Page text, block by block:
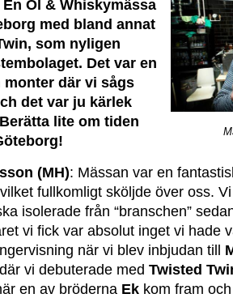
Öl & Whiskymässa
med bland annat
som nyligen
Det var en
monter där vi sågs
det var ju kärlek
lite om tiden
(MH): Mässan var en
fullkomligt sköljde över oss.
isolerade från “branschen”
vi fick var absolut inget vi hade
när vi blev inbjudan till
vi debuterade med Twisted
en av bröderna Ek kom fram